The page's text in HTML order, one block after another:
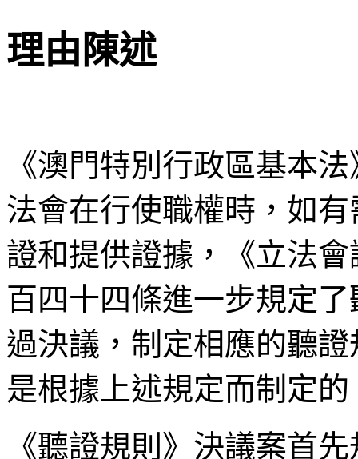
理由陳述
《澳門特別行政區基本
法會在行使職權時，如
證和提供證據，《立法
百四十四條進一步規定
過決議，制定相應的聽
是根據上述規定而制定的
《聽證規則》決議案首